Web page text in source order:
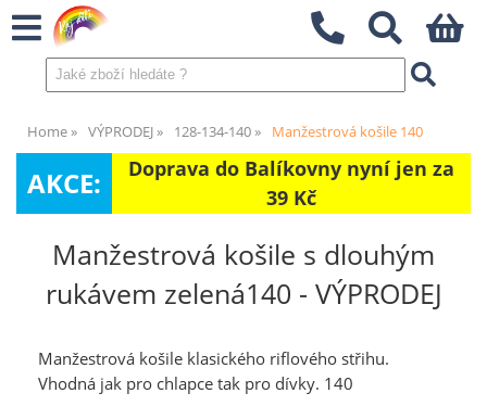
Home VÝPRODEJ 128-134-140 Manžestrová košile 140
AKCE:
Doprava do Balíkovny nyní jen za
39 Kč
Manžestrová košile s dlouhým
rukávem zelená140 - VÝPRODEJ
Manžestrová košile klasického riflového střihu.
Vhodná jak pro chlapce tak pro dívky. 140